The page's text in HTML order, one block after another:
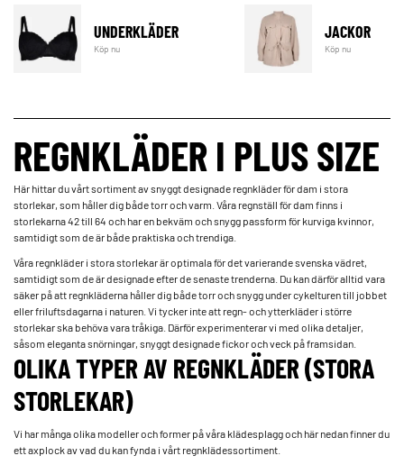
UNDERKLÄDER
Köp nu
JACKOR
Köp nu
REGNKLÄDER I PLUS SIZE
Här hittar du vårt sortiment av snyggt designade regnkläder för dam i stora
storlekar, som håller dig både torr och varm. Våra regnställ för dam finns i
storlekarna 42 till 64 och har en bekväm och snygg passform för kurviga kvinnor,
samtidigt som de är både praktiska och trendiga.
Våra regnkläder i stora storlekar är optimala för det varierande svenska vädret,
samtidigt som de är designade efter de senaste trenderna. Du kan därför alltid vara
säker på att regnkläderna håller dig både torr och snygg under cykelturen till jobbet
eller friluftsdagarna i naturen. Vi tycker inte att regn- och ytterkläder i större
storlekar ska behöva vara tråkiga. Därför experimenterar vi med olika detaljer,
såsom eleganta snörningar, snyggt designade fickor och veck på framsidan.
OLIKA TYPER AV REGNKLÄDER (STORA
STORLEKAR)
Vi har många olika modeller och former på våra klädesplagg och här nedan finner du
ett axplock av vad du kan fynda i vårt regnklädessortiment.